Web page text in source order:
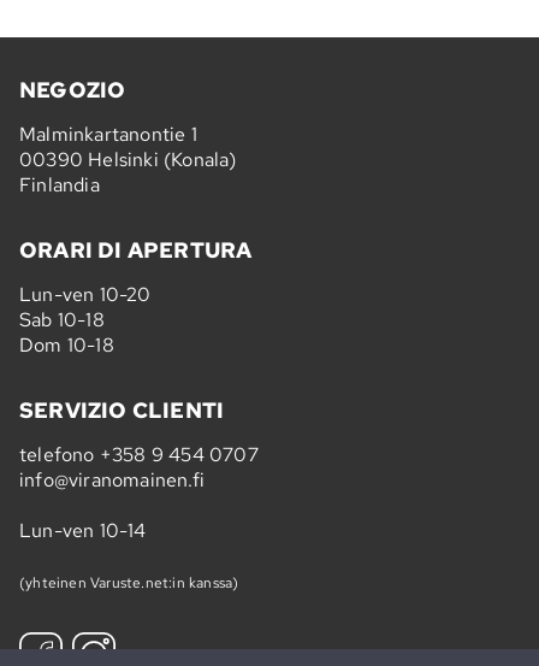
NEGOZIO
Malminkartanontie 1
00390 Helsinki (Konala)
Finlandia
ORARI DI APERTURA
Lun-ven 10-20
Sab 10-18
Dom 10-18
SERVIZIO CLIENTI
telefono +358 9 454 0707
info@viranomainen.fi
Lun-ven 10-14
(yhteinen Varuste.net:in kanssa)